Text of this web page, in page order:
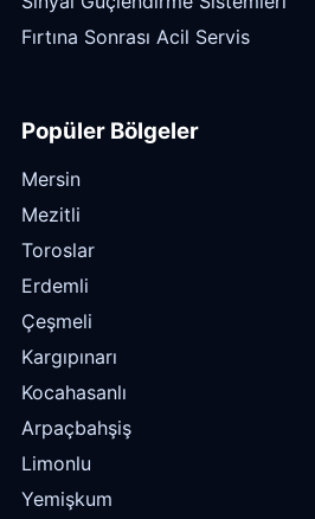
Fırtına Sonrası Acil Servis
Popüler Bölgeler
Mersin
Mezitli
Toroslar
Erdemli
Çeşmeli
Kargıpınarı
Kocahasanlı
Arpaçbahşiş
Limonlu
Yemişkum